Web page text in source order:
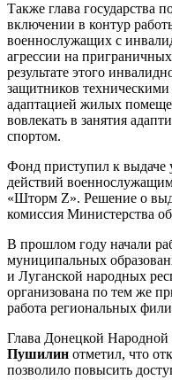
Также глава государства
включении в контур
военнослужащих с
агрессии на
результате этого
защитников
адаптацией жилых
вовлекать в занятия
спортом.
Фонд приступил к выдаче
действий
«Шторм Z». Решение о
комиссия Министерства
В прошлом году начали
муниципальных
и Луганской народных
организована по тем же
работа региональных
Глава Донецкой Народной
Пушилин отметил, что
позволило повысить